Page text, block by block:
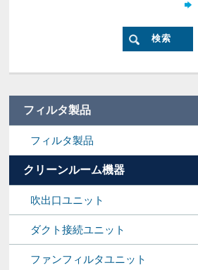
フィルタ製品
フィルタ製品
クリーンルーム機器
吹出口ユニット
ダクト接続ユニット
ファンフィルタユニット